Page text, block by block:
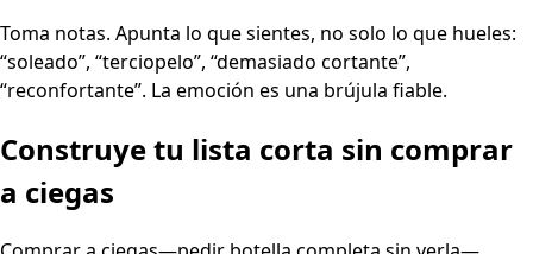
Toma notas. Apunta lo que sientes, no solo lo que hueles:
“soleado”, “terciopelo”, “demasiado cortante”,
“reconfortante”. La emoción es una brújula fiable.
Construye tu lista corta sin comprar
a ciegas